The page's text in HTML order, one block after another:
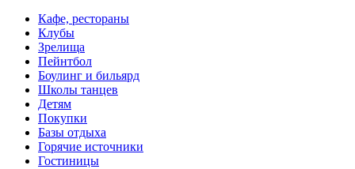
Кафе, рестораны
Клубы
Зрелища
Пейнтбол
Боулинг и бильярд
Школы танцев
Детям
Покупки
Базы отдыха
Горячие источники
Гостиницы